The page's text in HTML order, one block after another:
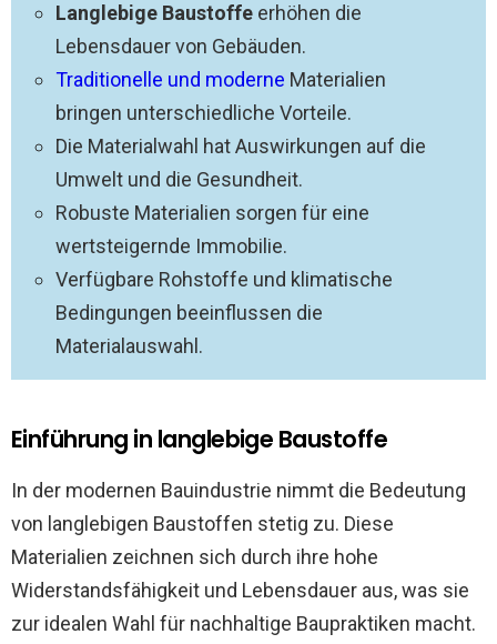
Langlebige Baustoffe erhöhen die
Lebensdauer von Gebäuden.
Traditionelle und moderne Materialien
bringen unterschiedliche Vorteile.
Die Materialwahl hat Auswirkungen auf die
Umwelt und die Gesundheit.
Robuste Materialien sorgen für eine
wertsteigernde Immobilie.
Verfügbare Rohstoffe und klimatische
Bedingungen beeinflussen die
Materialauswahl.
Einführung in langlebige Baustoffe
In der modernen Bauindustrie nimmt die Bedeutung
von langlebigen Baustoffen stetig zu. Diese
Materialien zeichnen sich durch ihre hohe
Widerstandsfähigkeit und Lebensdauer aus, was sie
zur idealen Wahl für nachhaltige Baupraktiken macht.